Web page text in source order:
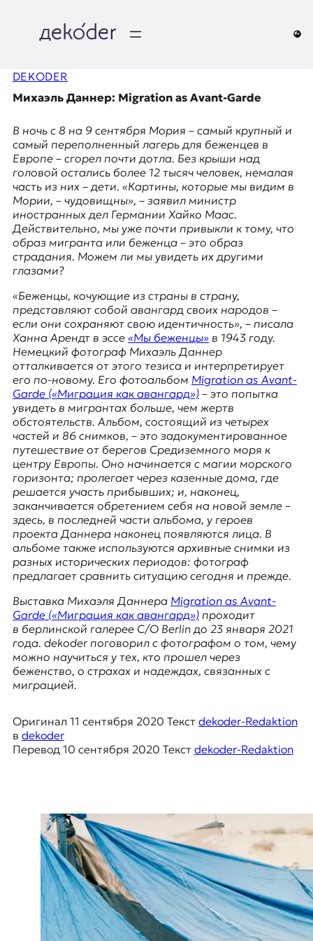
содержимому
e
k
o
d
e
r
|
D
E
K
O
D
E
R
Е
в
р
о
п
е
й
к
а
я
ж
у
р
н
л
и
с
т
DEKODER
Михаэль Даннер: Migration as Avant-Garde
В ночь с 8 на 9 сентября Мория – самый крупный и
самый переполненный лагерь для беженцев в
Европе – сгорел почти дотла. Без крыши над
головой остались более 12 тысяч человек, немалая
часть из них – дети. «Картины, которые мы видим в
Мории, – чудовищны», – заявил министр
иностранных дел Германии Хайко Маас.
Действительно, мы уже почти привыкли к тому, что
образ мигранта или беженца – это образ
страдания. Можем ли мы увидеть их другими
глазами?
«Беженцы, кочующие из страны в страну,
представляют собой авангард своих народов –
если они сохраняют свою идентичность», – писала
Ханна Арендтв эссе «Мы беженцы»в 1943 году.
Немецкий фотограф Михаэль Даннер
отталкивается от этого тезиса и интерпретирует
его по-новому. Его фотоальбом Migration as Avant-
Garde («Миграция как авангард»)– это попытка
увидеть в мигрантах больше, чем жертв
обстоятельств. Альбом, состоящий из четырех
частей и 86 снимков, – это задокументированное
путешествие от берегов Средиземного моря к
центру Европы. Оно начинается с магии морского
горизонта; пролегает через казенные дома, где
решается участь прибывших; и, наконец,
заканчивается обретением себя на новой земле –
здесь, в последней части альбома, у героев
проекта Даннера наконец появляются лица. В
альбоме также используются архивные снимки из
разных исторических периодов: фотограф
предлагает сравнить ситуацию сегодня и прежде.
Выставка Михаэля Даннера Migration as Avant-
Garde («Миграция как авангард»)проходит
в берлинской галерее C/O Berlin до 23 января 2021
года. dekoder поговорил с фотографом о том, чему
можно научиться у тех, кто прошел через
беженство, о страхах и надеждах, связанных с
миграцией.
Оригинал 11 сентября 2020 Текст dekoder-Redaktion
в dekoder
Перевод 10 сентября 2020 Текст dekoder-Redaktion